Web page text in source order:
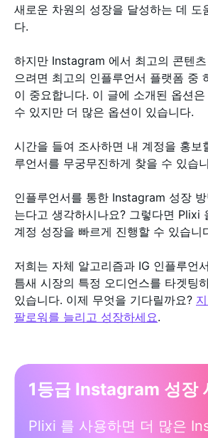
새로운 차원의 성장을 달성하는 데 도
다.
하지만 Instagram 에서 최고의 콘텐
으려면 최고의 인플루언서 플랫폼 중
이 중요합니다. 이 글에 소개된 옵션
수 있지만 더 많은 옵션이 있습니다.
시간을 들여 조사하면 내 계정을 홍보
루언서를 무궁무진하게 찾을 수 있습
인플루언서를 통한 Instagram 성장
는다고 생각하시나요? 그렇다면 Plixi
계정 성장을 빠르게 진행할 수 있습니
저희는 자체 알고리즘과 IG 인플루언
틈새 시장의 특정 오디언스를 타겟팅
있습니다. 이제 무엇을 기다릴까요?
팔로워를 늘리고 성장하세요.
1등급 Instagram 성장
Plixi 를 사용하면 더 많은